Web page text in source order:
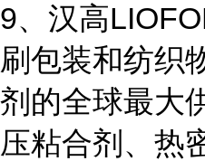
9、汉高
刷包装和纺织
剂的全球最大
压粘合剂、热